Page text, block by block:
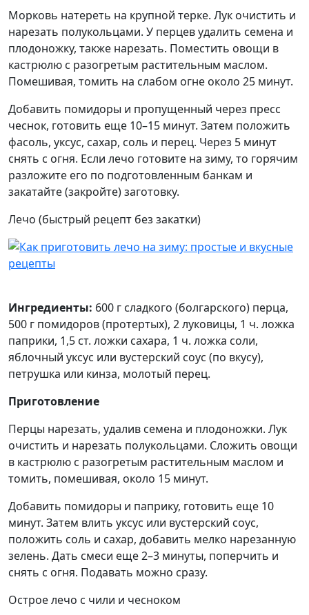
Морковь натереть на крупной терке. Лук очистить и
нарезать полукольцами. У перцев удалить семена и
плодоножку, также нарезать. Поместить овощи в
кастрюлю с разогретым растительным маслом.
Помешивая, томить на слабом огне около 25 минут.
Добавить помидоры и пропущенный через пресс
чеснок, готовить еще 10–15 минут. Затем положить
фасоль, уксус, сахар, соль и перец. Через 5 минут
снять с огня. Если лечо готовите на зиму, то горячим
разложите его по подготовленным банкам и
закатайте (закройте) заготовку.
Лечо (быстрый рецепт без закатки)
Ингредиенты: 600 г сладкого (болгарского) перца,
500 г помидоров (протертых), 2 луковицы, 1 ч. ложка
паприки, 1,5 ст. ложки сахара, 1 ч. ложка соли,
яблочный уксус или вустерский соус (по вкусу),
петрушка или кинза, молотый перец.
Приготовление
Перцы нарезать, удалив семена и плодоножки. Лук
очистить и нарезать полукольцами. Сложить овощи
в кастрюлю с разогретым растительным маслом и
томить, помешивая, около 15 минут.
Добавить помидоры и паприку, готовить еще 10
минут. Затем влить уксус или вустерский соус,
положить соль и сахар, добавить мелко нарезанную
зелень. Дать смеси еще 2–3 минуты, поперчить и
снять с огня. Подавать можно сразу.
Острое лечо с чили и чесноком